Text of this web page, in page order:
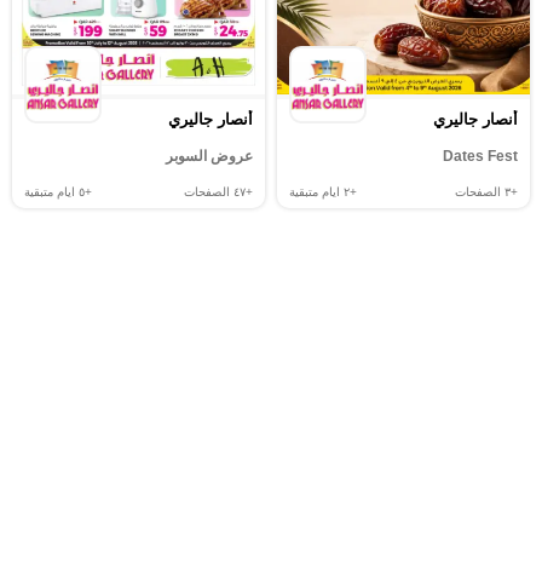
أنصار جاليري
Dates Fest
+٣ الصفحات +٢ ايام متبقية
أنصار جاليري
عروض السوبر
+٤٧ الصفحات +٥ ايام متبقية